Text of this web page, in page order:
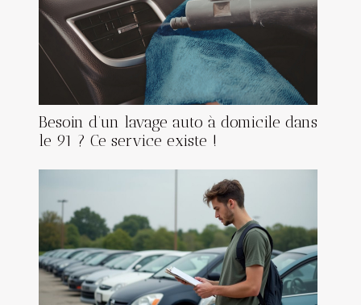
Besoin d’un lavage auto à domicile dans
le 91 ? Ce service existe !